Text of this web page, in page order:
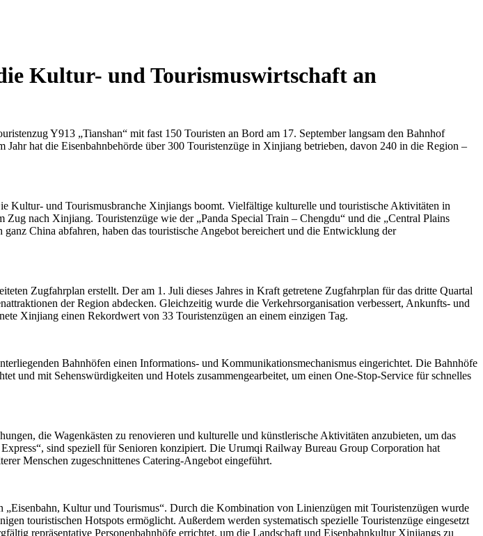
Kultur- und Tourismuswirtschaft an
Y913 „Tianshan“ mit fast 150 Touristen an Bord am 17. September langsam den Bahnhof
hat die Eisenbahnbehörde über 300 Touristenzüge in Xinjiang betrieben, davon 240 in die Region –
Kultur- und Tourismusbranche Xinjiangs boomt. Vielfältige kulturelle und touristische Aktivitäten in
nach Xinjiang. Touristenzüge wie der „Panda Special Train – Chengdu“ und die „Central Plains
China abfahren, haben das touristische Angebot bereichert und die Entwicklung der
Zugfahrplan erstellt. Der am 1. Juli dieses Jahres in Kraft getretene Zugfahrplan für das dritte Quartal
der Region abdecken. Gleichzeitig wurde die Verkehrsorganisation verbessert, Ankunfts- und
Xinjiang einen Rekordwert von 33 Touristenzügen an einem einzigen Tag.
Bahnhöfen einen Informations- und Kommunikationsmechanismus eingerichtet. Die Bahnhöfe
und mit Sehenswürdigkeiten und Hotels zusammengearbeitet, um einen One-Stop-Service für schnelles
die Wagenkästen zu renovieren und kulturelle und künstlerische Aktivitäten anzubieten, um das
sind speziell für Senioren konzipiert. Die Urumqi Railway Bureau Group Corporation hat
Menschen zugeschnittenes Catering-Angebot eingeführt.
Kultur und Tourismus“. Durch die Kombination von Linienzügen mit Touristenzügen wurde
touristischen Hotspots ermöglicht. Außerdem werden systematisch spezielle Touristenzüge eingesetzt
repräsentative Personenbahnhöfe errichtet, um die Landschaft und Eisenbahnkultur Xinjiangs zu